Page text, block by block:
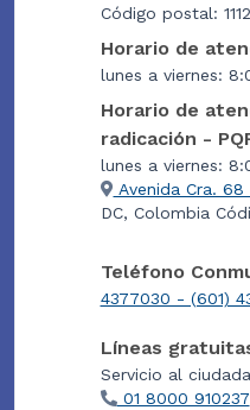
Código postal:
Horario de
lunes a viernes:
Horario de
radicación -
lunes a viernes:
Avenida Cra.
DC, Colombia
Teléfono
4377030 - (601)
Líneas
Servicio al
01 8000 910237